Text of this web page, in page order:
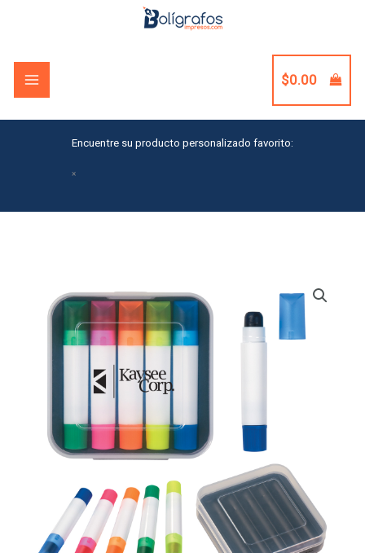
content
$0.00
Encuentre su producto personalizado favorito:
×
quantity